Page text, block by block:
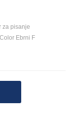
za pisanje
Ebrni F